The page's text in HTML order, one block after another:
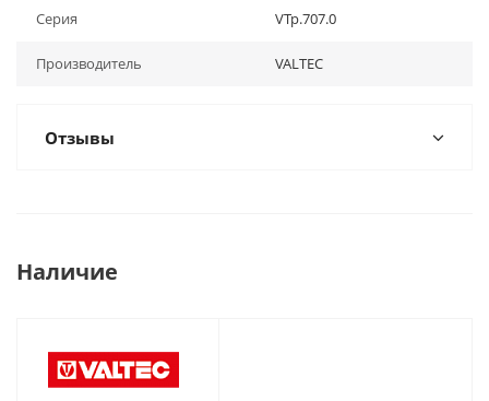
Серия VTp.707.0
Производитель VALTEC
Отзывы
Наличие